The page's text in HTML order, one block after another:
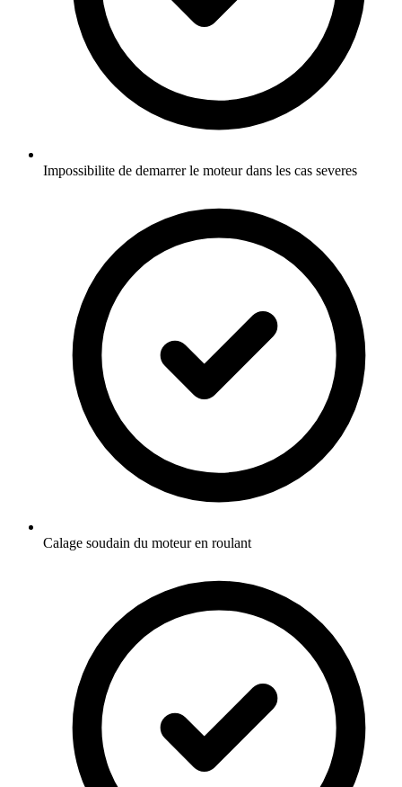
Impossibilite de demarrer le moteur dans les cas severes
Calage soudain du moteur en roulant